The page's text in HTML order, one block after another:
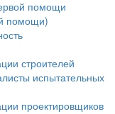
помощи
помощи)
строителей
испытательных
проектировщиков